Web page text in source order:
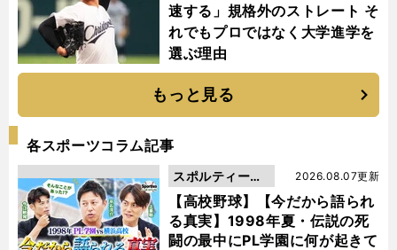
速する」規格外のストレート そ
れでもプロではなく大学進学を
選ぶ理由
もっと見る
各スポーツコラム記事
【高校野球】【今だから語られ
る真実】1998年夏・伝説の死
闘の最中にPL学園に何が起きて
2026.08.07更新
スポルティーバ
動画